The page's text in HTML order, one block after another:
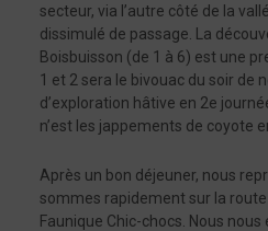
secteur, via l’autre côté de la
dissimulé de passage. La
Boisbuisson (de 1 à 6) est une
1 et 2 sera le bivouac du soir de
d’exploration hâtive en 2e
n’est les jappements de coyote
Après un bon déjeuner, nous
sommes rapidement sur la route
Faunique Chic-chocs. Nous